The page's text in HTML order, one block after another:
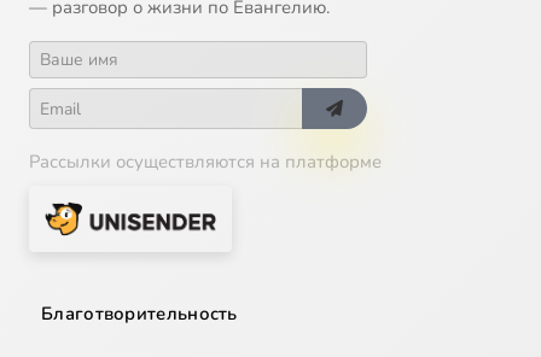
15
16
18
— разговор о жизни по Евангелию.
Рассылки осуществляются на платформе
Благотворительность